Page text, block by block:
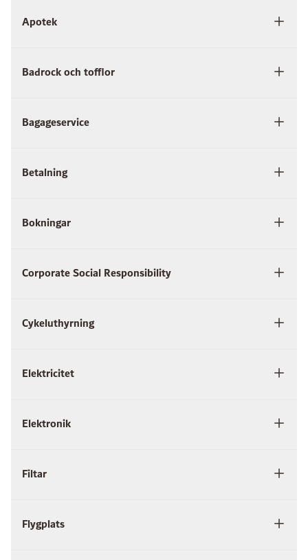
Apotek
Badrock och tofflor
Bagageservice
Betalning
Bokningar
Corporate Social Responsibility
Cykeluthyrning
Elektricitet
Elektronik
Filtar
Flygplats